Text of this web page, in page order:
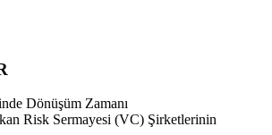
Dönüşüm Zamanı
Risk Sermayesi (VC) Şirketlerinin